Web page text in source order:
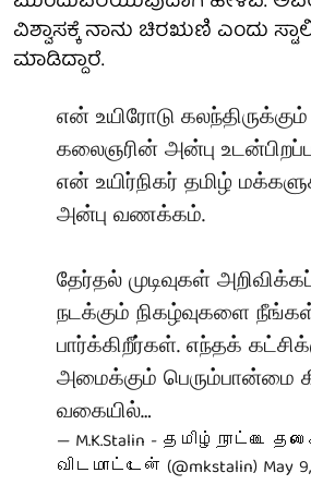
ವಿಶ್ವಾಸಕ್ಕೆ ನಾನು ಚಿರಋಣಿ ಎಂದು
ಮಾಡಿದ್ದಾರೆ.
என் உயிரோடு
கலைஞரின் அன்பு
என் உயிர்நிகர் தமிழ்
அன்பு வணக்கம்.
தேர்தல் முடிவுகள்
நடக்கும் நிகழ்வுகளை
பார்க்கிறீர்கள். எந்தக்
அமைக்கும் பெரும்பான்மை
வகையில்…
— M.K.Stalin - தமிழ்நாட்டை
விடமாட்டேன் (@mkstalin) May